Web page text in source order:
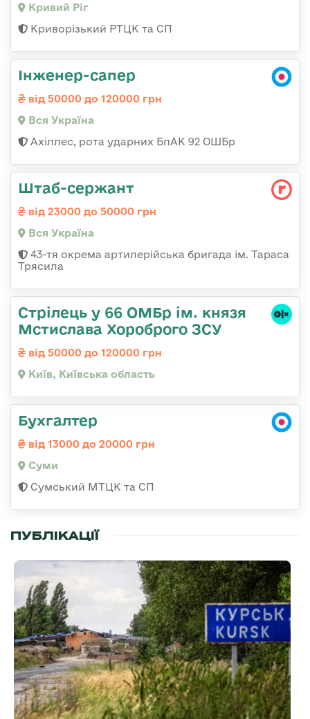
Кривий Ріг
Криворізький РТЦК та СП
Інженер-сапер
від 50000 до 120000 грн
Вся Україна
Ахіллес, рота ударних БпАК 92 ОШБр
Штаб-сержант
від 23000 до 50000 грн
Вся Україна
43-тя окрема артилерійська бригада ім. Тараса
Трясила
Стрілець у 66 ОМБр ім. князя
Мстислава Хороброго ЗСУ
від 50000 до 120000 грн
Київ, Київська область
Бухгалтер
від 13000 до 20000 грн
Суми
Сумський МТЦК та СП
ПУБЛІКАЦІЇ